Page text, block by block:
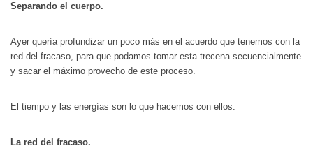
Separando el cuerpo.
Ayer quería profundizar un poco más en el acuerdo que tenemos con la
red del fracaso, para que podamos tomar esta trecena secuencialmente
y sacar el máximo provecho de este proceso.
El tiempo y las energías son lo que hacemos con ellos.
La red del fracaso.